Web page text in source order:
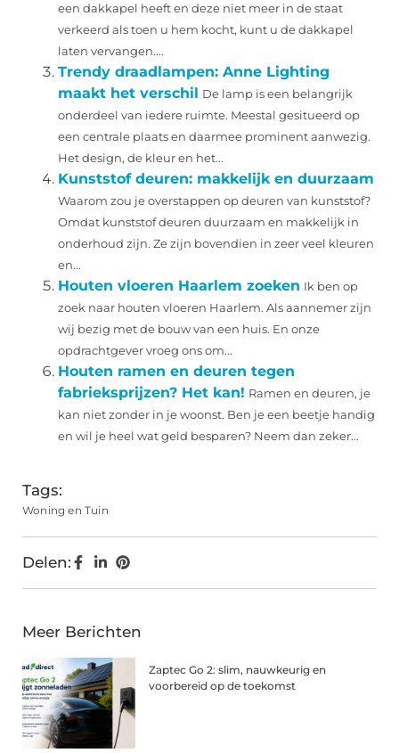
een dakkapel heeft en deze niet meer in de staat
verkeerd als toen u hem kocht, kunt u de dakkapel
laten vervangen....
Trendy draadlampen: Anne Lighting
maakt het verschil De lamp is een belangrijk
onderdeel van iedere ruimte. Meestal gesitueerd op
een centrale plaats en daarmee prominent aanwezig.
Het design, de kleur en het...
Kunststof deuren: makkelijk en duurzaam
Waarom zou je overstappen op deuren van kunststof?
Omdat kunststof deuren duurzaam en makkelijk in
onderhoud zijn. Ze zijn bovendien in zeer veel kleuren
en...
Houten vloeren Haarlem zoeken Ik ben op
zoek naar houten vloeren Haarlem. Als aannemer zijn
wij bezig met de bouw van een huis. En onze
opdrachtgever vroeg ons om...
Houten ramen en deuren tegen
fabrieksprijzen? Het kan! Ramen en deuren, je
kan niet zonder in je woonst. Ben je een beetje handig
en wil je heel wat geld besparen? Neem dan zeker...
Tags:
Woning en Tuin
Delen:
Meer Berichten
Zaptec Go 2: slim, nauwkeurig en
voorbereid op de toekomst